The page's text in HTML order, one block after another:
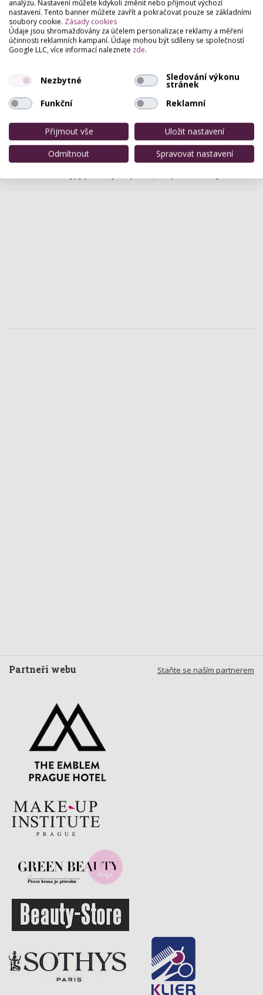
oblasti estetické medicíny, laserové a korektivní
dermatologie, nebo plastické chirurgie, které…
Ústav estetické medicíny
Ordinace plastické chirurgie, korektivní
Medicom Clinic
Spálená 75/16, Praha
Je moderní, nově vybudovaná, soukromá klinika
plastické a estetické chirurgie, provádějící veškeré
Staňte se naším partnerem
Partneři webu
analýzu. Nastavení můžete kdykoli změnit nebo přijmout výchozí
nastavení. Tento banner můžete zavřít a pokračovat pouze se základními
soubory cookie. Zásady cookies
Údaje jsou shromažďovány za účelem personalizace reklamy a měření
účinnosti reklamních kampaní. Údaje mohou být sdíleny se společností
Google LLC, více informací naleznete zde.
Nezbytné Sledování výkonu
stránek
Funkční
Reklamní
Přijmout vše
Uložit nastavení
Odmítnout
Spravovat nastavení